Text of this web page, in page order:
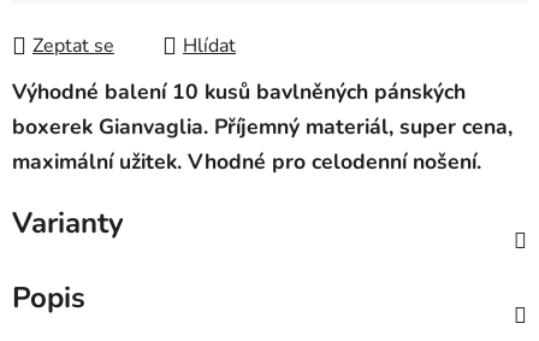
Zeptat se
Hlídat
Výhodné balení 10 kusů bavlněných pánských
boxerek Gianvaglia. Příjemný materiál, super cena,
maximální užitek. Vhodné pro celodenní nošení.
Varianty
Popis